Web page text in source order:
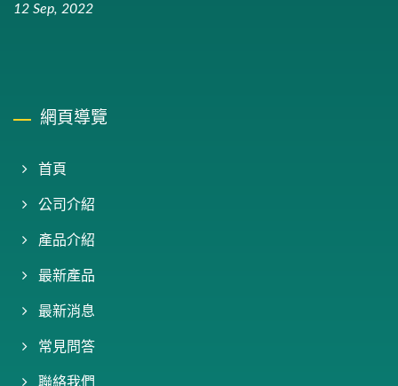
12 Sep, 2022
網頁導覽
首頁
公司介紹
產品介紹
最新產品
最新消息
常見問答
聯絡我們